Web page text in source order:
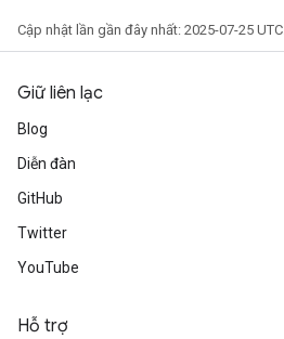
Cập nhật lần gần đây nhất: 2025-07-25 UTC.
Giữ liên lạc
Blog
Diễn đàn
GitHub
Twitter
YouTube
Hỗ trợ